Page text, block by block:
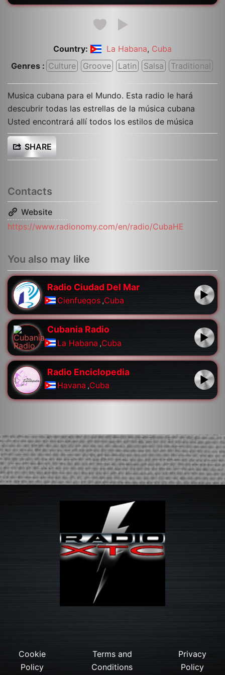
Country: La Habana, Cuba
Genres : Culture Groove Latin Salsa Traditional
Musica cubana para el Mundo. Esta radio le hará
descubrir todas las estrellas de la música cubana
Usted encontrará allí todos los estilos de música
SHARE
Contacts
Website
https://www.radionomy.com/en/radio/CubaHE
You also may like
Radio Ciudad Del Mar
Cienfuegos ,Cuba
Cubania Radio
La Habana ,Cuba
Radio Enciclopedia
Havana ,Cuba
Cookie
Policy
Terms and
Conditions
Privacy
Policy